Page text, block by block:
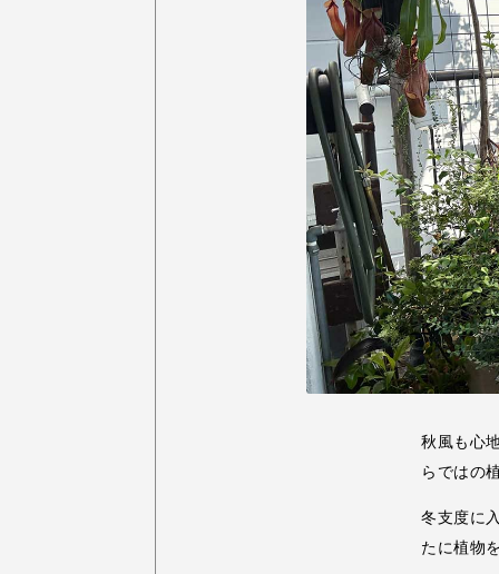
秋風も心
らではの
冬支度に
たに植物